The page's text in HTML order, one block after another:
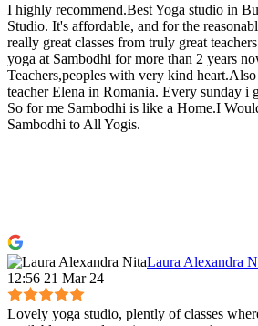
I highly recommend.Best Yoga studio in
Studio. It's affordable, and for the
really great classes from truly great
yoga at Sambodhi for more than 2 years
Teachers,peoples with very kind
teacher Elena in Romania. Every sunday i
So for me Sambodhi is like a Home.I
Sambodhi to All Yogis.
Laura Alexandra
12:56 21 Mar 24
Lovely yoga studio, plently of classes